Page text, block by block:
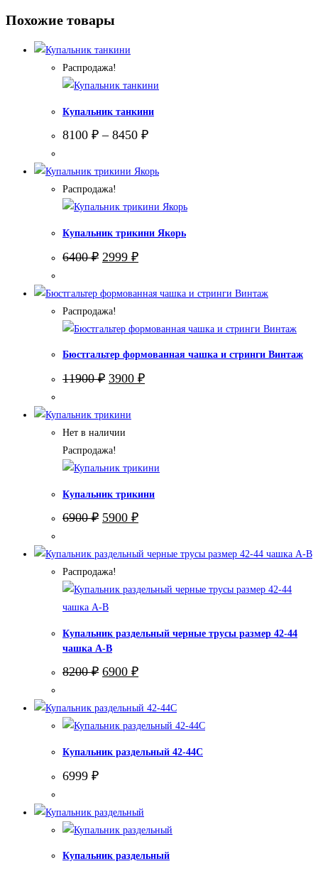
Похожие товары
Распродажа!
Купальник танкини
8100 ₽ – 8450 ₽
Распродажа!
Купальник трикини Якорь
6400₽ Первоначальная
цена
6400 ₽.
2999 ₽Текущая
цена:
Распродажа!
Бюстгальтер формованная чашка и стринги Винтаж
11900₽ Первоначальная
цена
11900 ₽.
3900 ₽Текущая
цена:
Нет в наличии
Распродажа!
Купальник трикини
6900₽ Первоначальная
6900 ₽.
5900 ₽Текущая
Распродажа!
Купальник раздельный черные трусы размер 42-44
чашка А-В
8200₽ Первоначальная
8200 ₽.
6900 ₽Текущая
Купальник раздельный 42-44С
6999 ₽
Купальник раздельный